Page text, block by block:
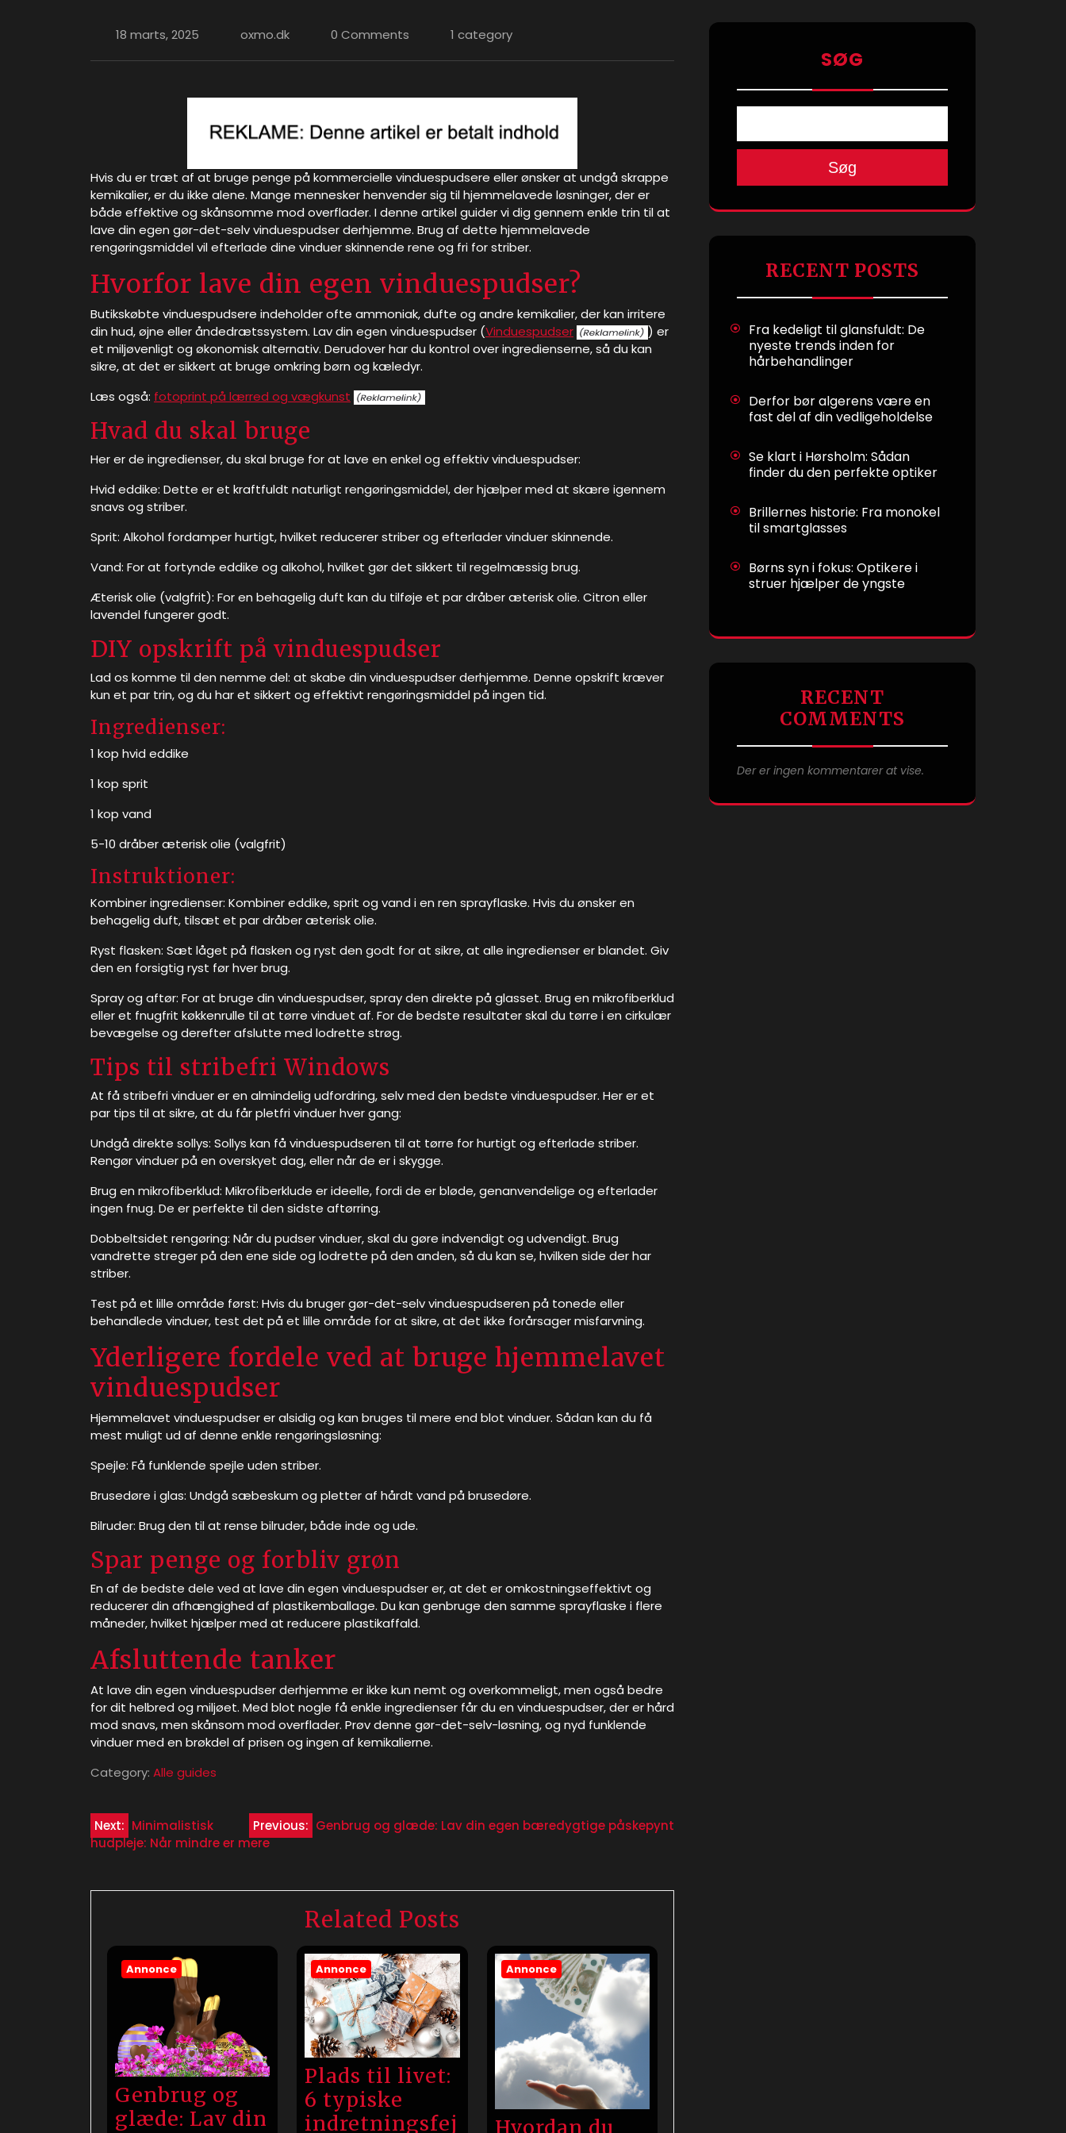
18 marts, 2025 oxmo.dk 0 Comments 1 category
Hvis du er træt af at bruge penge på kommercielle vinduespudsere eller ønsker at undgå skrappe
kemikalier, er du ikke alene. Mange mennesker henvender sig til hjemmelavede løsninger, der er
både effektive og skånsomme mod overflader. I denne artikel guider vi dig gennem enkle trin til at
lave din egen gør-det-selv vinduespudser derhjemme. Brug af dette hjemmelavede
rengøringsmiddel vil efterlade dine vinduer skinnende rene og fri for striber.
Hvorfor lave din egen vinduespudser?
Butikskøbte vinduespudsere indeholder ofte ammoniak, dufte og andre kemikalier, der kan irritere
din hud, øjne eller åndedrætssystem. Lav din egen vinduespudser (Vinduespudser
) er
et miljøvenligt og økonomisk alternativ. Derudover har du kontrol over ingredienserne, så du kan
sikre, at det er sikkert at bruge omkring børn og kæledyr.
Læs også: fotoprint på lærred og vægkunst
Hvad du skal bruge
Her er de ingredienser, du skal bruge for at lave en enkel og effektiv vinduespudser:
Hvid eddike: Dette er et kraftfuldt naturligt rengøringsmiddel, der hjælper med at skære igennem
snavs og striber.
Sprit: Alkohol fordamper hurtigt, hvilket reducerer striber og efterlader vinduer skinnende.
Vand: For at fortynde eddike og alkohol, hvilket gør det sikkert til regelmæssig brug.
Æterisk olie (valgfrit): For en behagelig duft kan du tilføje et par dråber æterisk olie. Citron eller
lavendel fungerer godt.
DIY opskrift på vinduespudser
Lad os komme til den nemme del: at skabe din vinduespudser derhjemme. Denne opskrift kræver
kun et par trin, og du har et sikkert og effektivt rengøringsmiddel på ingen tid.
Ingredienser:
1 kop hvid eddike
1 kop sprit
1 kop vand
5-10 dråber æterisk olie (valgfrit)
Instruktioner:
Kombiner ingredienser: Kombiner eddike, sprit og vand i en ren sprayflaske. Hvis du ønsker en
behagelig duft, tilsæt et par dråber æterisk olie.
Ryst flasken: Sæt låget på flasken og ryst den godt for at sikre, at alle ingredienser er blandet. Giv
den en forsigtig ryst før hver brug.
Spray og aftør: For at bruge din vinduespudser, spray den direkte på glasset. Brug en mikrofiberklud
eller et fnugfrit køkkenrulle til at tørre vinduet af. For de bedste resultater skal du tørre i en cirkulær
bevægelse og derefter afslutte med lodrette strøg.
Tips til stribefri Windows
At få stribefri vinduer er en almindelig udfordring, selv med den bedste vinduespudser. Her er et
par tips til at sikre, at du får pletfri vinduer hver gang:
Undgå direkte sollys: Sollys kan få vinduespudseren til at tørre for hurtigt og efterlade striber.
Rengør vinduer på en overskyet dag, eller når de er i skygge.
Brug en mikrofiberklud: Mikrofiberklude er ideelle, fordi de er bløde, genanvendelige og efterlader
ingen fnug. De er perfekte til den sidste aftørring.
Dobbeltsidet rengøring: Når du pudser vinduer, skal du gøre indvendigt og udvendigt. Brug
vandrette streger på den ene side og lodrette på den anden, så du kan se, hvilken side der har
striber.
Test på et lille område først: Hvis du bruger gør-det-selv vinduespudseren på tonede eller
behandlede vinduer, test det på et lille område for at sikre, at det ikke forårsager misfarvning.
Yderligere fordele ved at bruge hjemmelavet
vinduespudser
Hjemmelavet vinduespudser er alsidig og kan bruges til mere end blot vinduer. Sådan kan du få
mest muligt ud af denne enkle rengøringsløsning:
Spejle: Få funklende spejle uden striber.
Brusedøre i glas: Undgå sæbeskum og pletter af hårdt vand på brusedøre.
Bilruder: Brug den til at rense bilruder, både inde og ude.
Spar penge og forbliv grøn
En af de bedste dele ved at lave din egen vinduespudser er, at det er omkostningseffektivt og
reducerer din afhængighed af plastikemballage. Du kan genbruge den samme sprayflaske i flere
måneder, hvilket hjælper med at reducere plastikaffald.
Afsluttende tanker
At lave din egen vinduespudser derhjemme er ikke kun nemt og overkommeligt, men også bedre
for dit helbred og miljøet. Med blot nogle få enkle ingredienser får du en vinduespudser, der er hård
mod snavs, men skånsom mod overflader. Prøv denne gør-det-selv-løsning, og nyd funklende
vinduer med en brøkdel af prisen og ingen af ​​kemikalierne.
Category: Alle guides
Indlægsnavigation
Previous: Genbrug og glæde: Lav din egen bæredygtige påskepynt
Next: Minimalistisk
hudpleje: Når mindre er mere
Related Posts
Annonce
Genbrug og
glæde: Lav din
Annonce
Plads til livet:
6 typiske
indretningsfej
Annonce
Hvordan du
SØG
Søg
RECENT POSTS
Fra kedeligt til glansfuldt: De
nyeste trends inden for
hårbehandlinger
Derfor bør algerens være en
fast del af din vedligeholdelse
Se klart i Hørsholm: Sådan
finder du den perfekte optiker
Brillernes historie: Fra monokel
til smartglasses
Børns syn i fokus: Optikere i
struer hjælper de yngste
RECENT
COMMENTS
Der er ingen kommentarer at vise.